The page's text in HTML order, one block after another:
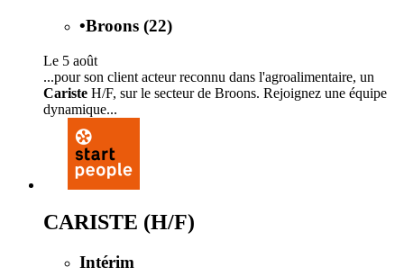
•Broons (22)
Le 5 août
...pour son client acteur reconnu dans l'agroalimentaire, un
Cariste H/F, sur le secteur de Broons. Rejoignez une équipe
dynamique...
CARISTE (H/F)
Intérim